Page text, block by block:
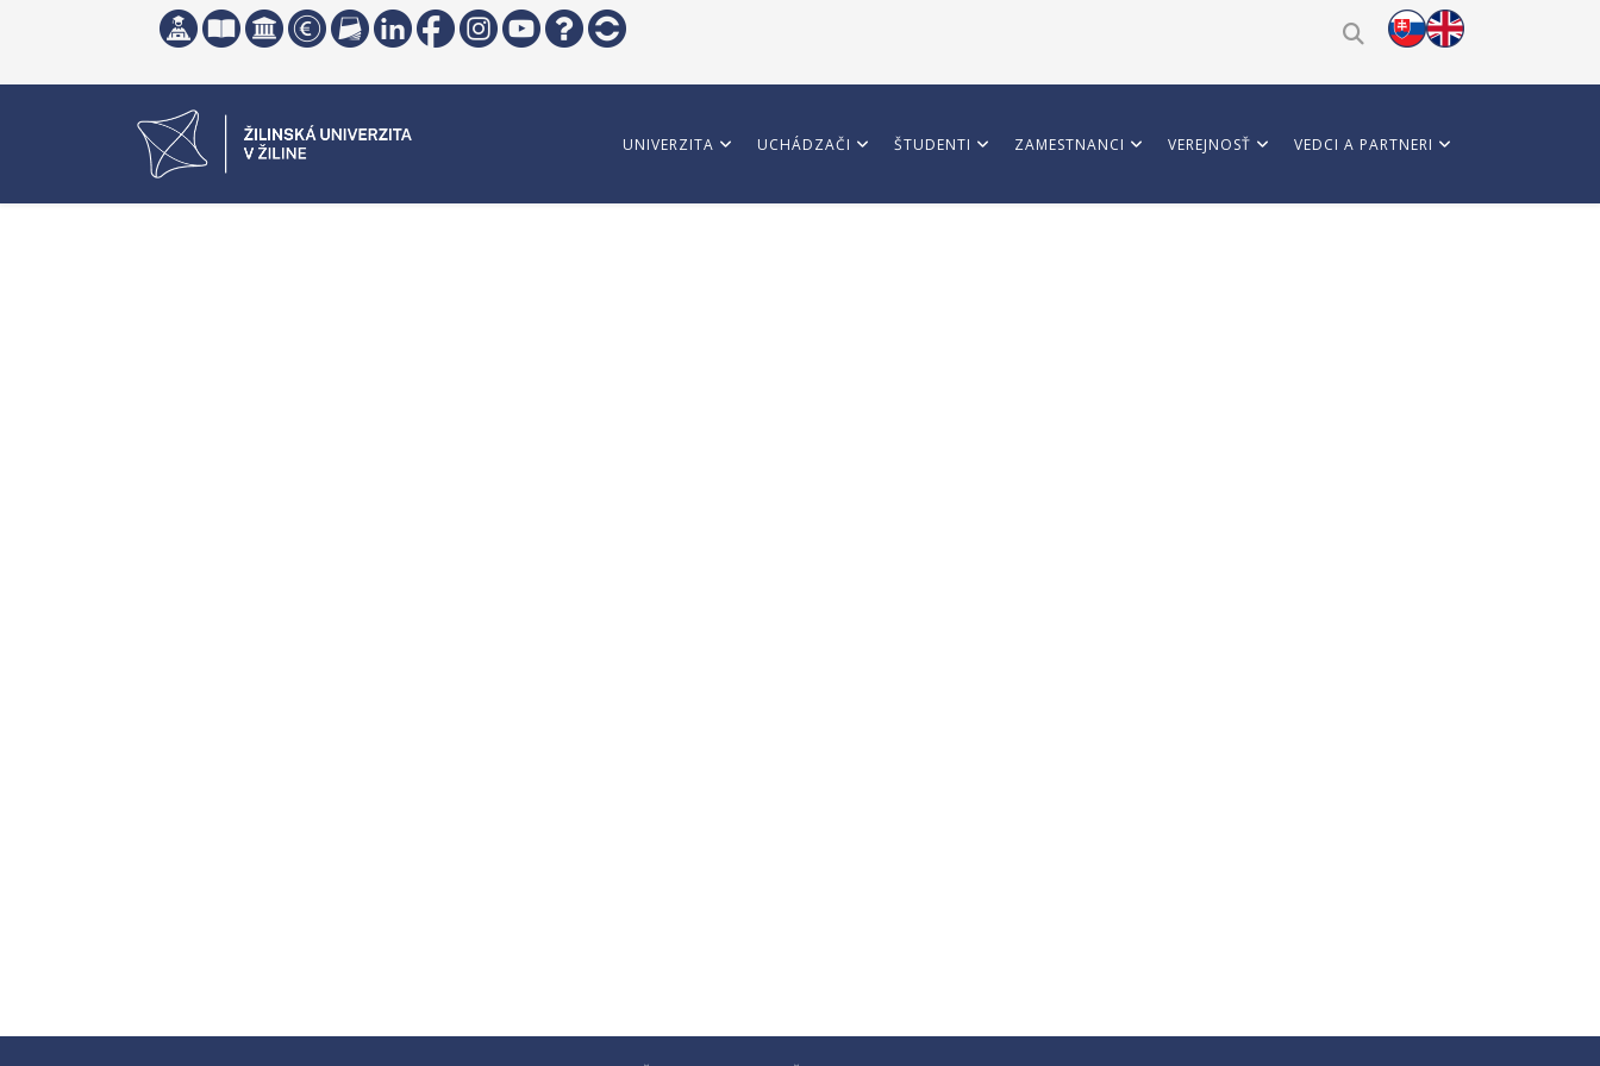
UNIVERZITA UCHÁDZAČI ŠTUDENTI ZAMESTNANCI VEREJNOSŤ VEDCI A PARTNERI